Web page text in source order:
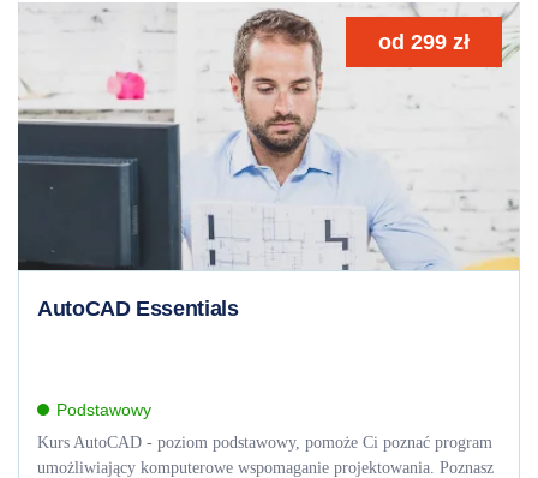
od 299 zł
AutoCAD Essentials
Podstawowy
Kurs AutoCAD - poziom podstawowy, pomoże Ci poznać program
umożliwiający komputerowe wspomaganie projektowania. Poznasz